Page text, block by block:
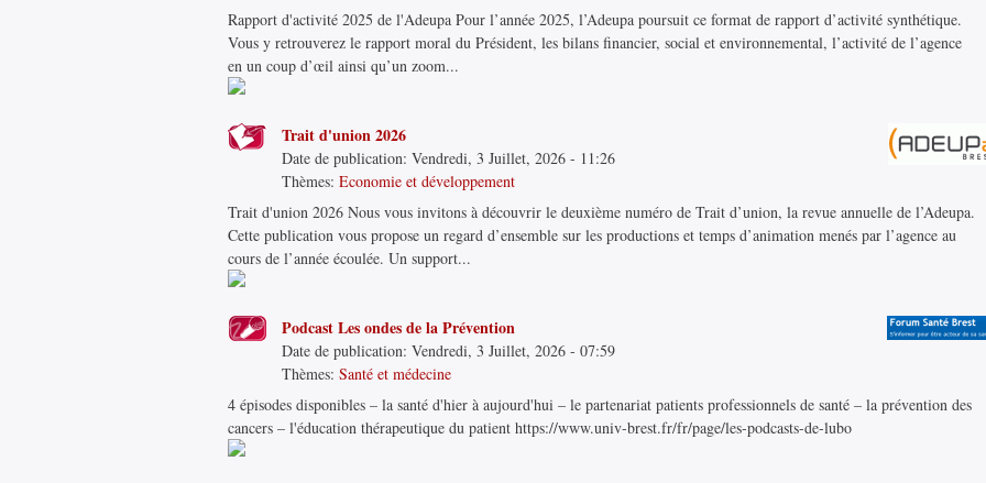
Rapport d'activité 2025 de l'Adeupa Pour l’année 2025, l’Adeupa poursuit ce format de rapport d’activité synthétique.
Vous y retrouverez le rapport moral du Président, les bilans financier, social et environnemental, l’activité de l’agence
en un coup d’œil ainsi qu’un zoom...
Trait d'union 2026
Date de publication:Vendredi, 3 Juillet, 2026 - 11:26
Thèmes:Economie et développement
Trait d'union 2026 Nous vous invitons à découvrir le deuxième numéro de Trait d’union, la revue annuelle de l’Adeupa.
Cette publication vous propose un regard d’ensemble sur les productions et temps d’animation menés par l’agence au
cours de l’année écoulée. Un support...
Podcast Les ondes de la Prévention
Date de publication:Vendredi, 3 Juillet, 2026 - 07:59
Thèmes:Santé et médecine
4 épisodes disponibles – la santé d'hier à aujourd'hui – le partenariat patients professionnels de santé – la prévention des
cancers – l'éducation thérapeutique du patient https://www.univ-brest.fr/fr/page/les-podcasts-de-lubo